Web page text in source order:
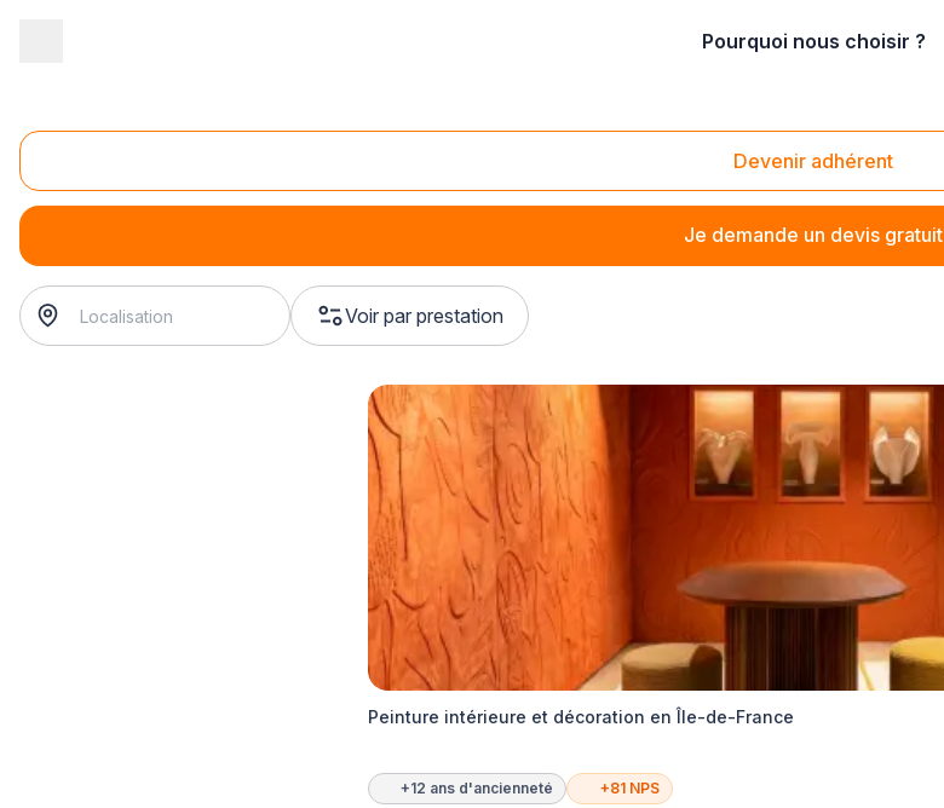
Pourquoi nous choisir ?
Devenir adhérent
Je demande un devis gratuit
Vente de tissus bio
Vente de tissus bio
Voir par prestation
Peinture intérieure et décoration en Île-de-France
+12 ans d'ancienneté +81 NPS